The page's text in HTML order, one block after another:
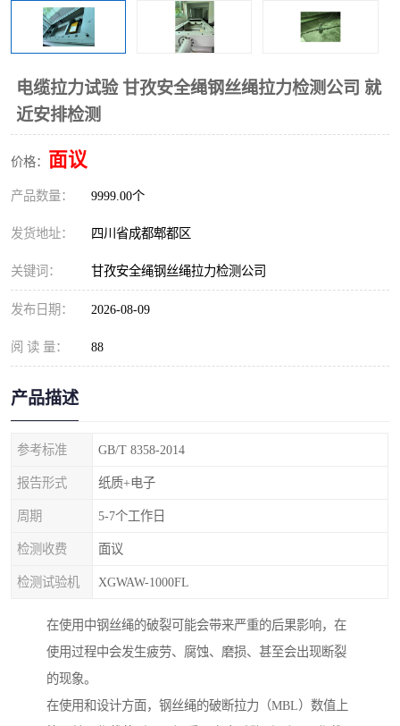
电缆拉力试验 甘孜安全绳钢丝绳拉力检测公司 就
近安排检测
价格： 面议
产品数量： 9999.00个
发货地址： 四川省成都郫都区
关键词： 甘孜安全绳钢丝绳拉力检测公司
发布日期： 2026-08-09
阅 读 量： 88
产品描述
参考标准 GB/T 8358-2014
报告形式 纸质+电子
周期 5-7个工作日
检测收费 面议
检测试验机 XGWAW-1000FL
在使用中钢丝绳的破裂可能会带来严重的后果影响，在
使用过程中会发生疲劳、腐蚀、磨损、甚至会出现断裂
的现象。
在使用和设计方面，钢丝绳的破断拉力（MBL）数值上